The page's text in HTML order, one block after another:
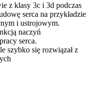
z klasy 3c i 3d podczas
serca na przykładzie
i ustrojowym.
naczyń
serca.
szybko się rozwiązał z